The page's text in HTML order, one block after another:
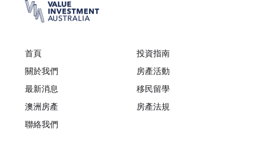
首頁
關於我們
最新消息
澳洲房產
聯絡我們
投資指南
房產活動
移民留學
房產法規